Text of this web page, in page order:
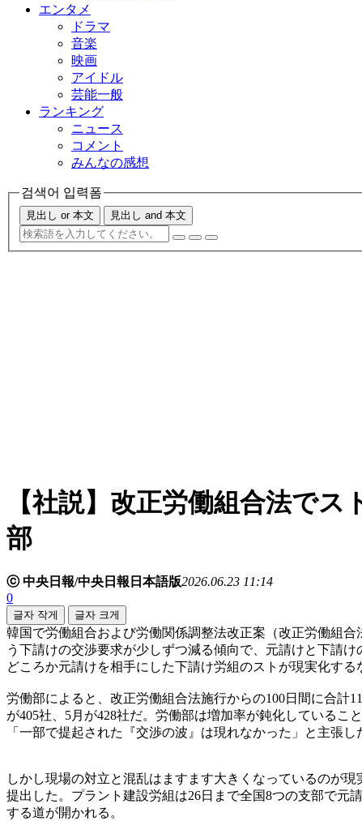
エンタメ
ドラマ
音楽
映画
アイドル
芸能一般
ランキング
ニュース
コメント
みんなの感想
검색어 입력폼
見出し or 本文 見出し and 本文
【社説】改正労働組合法で
部
ⓒ 中央日報/中央日報日本語版2026.06.23 11:14
0
글자 작게 글자 크게
韓国で労働組合および労働関係調整法改正案（改正労働組
う下請けの交渉要求が少しずつ減る傾向で、元請けと下請
どころか元請けを相手にした下請け労組のストが現実化する
労働部によると、改正労働組合法施行からの100日間に合計
が405社、5月が428社だ。労働部は増加率が鈍化しているこ
「一部で提起された『交渉の波』は現れなかった」と主張し
しかし現場の対立と混乱はますます大きくなっているのが
提出した。プラント建設労組は26日まで全国8つの支部で元
する道が開かれる。